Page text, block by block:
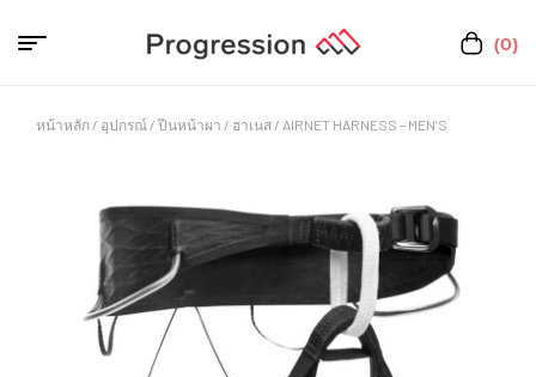
(0)
หน้าหลัก / อุปกรณ์ /ปีนหน้าผา / ฮาเนส / AIRNET HARNESS – MEN’S